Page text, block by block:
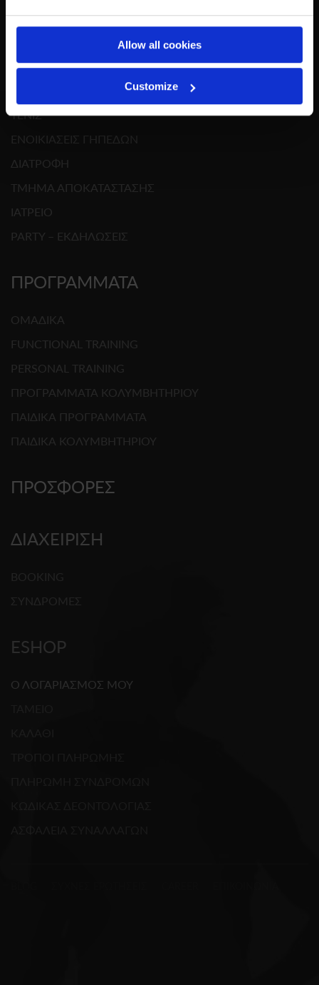
Allow all cookies
Customize
ΚΟΛΥΜΒΗΤΗΡΙΟ
ΤΕΝΙΣ
ΕΝΟΙΚΙΑΣΕΙΣ ΓΗΠΕΔΩΝ
ΔΙΑΤΡΟΦΗ
ΤΜΗΜΑ ΑΠΟΚΑΤΑΣΤΑΣΗΣ
ΙΑΤΡΕΙΟ
PARTY – ΕΚΔΗΛΩΣΕΙΣ
ΠΡΟΓΡΑΜΜΑΤΑ
ΟΜΑΔΙΚΑ
FUNCTIONAL TRAINING
PERSONAL TRAINING
ΠΡΟΓΡΑΜΜΑΤΑ ΚΟΛΥΜΒΗΤΗΡΙΟΥ
ΠΑΙΔΙΚΑ ΠΡΟΓΡΑΜΜΑΤΑ
ΠΑΙΔΙΚΑ ΚΟΛΥΜΒΗΤΗΡΙΟΥ
ΠΡΟΣΦΟΡΕΣ
ΔΙΑΧΕΙΡΙΣΗ
ESHOP
Ο ΛΟΓΑΡΙΑΣΜΟΣ ΜΟΥ